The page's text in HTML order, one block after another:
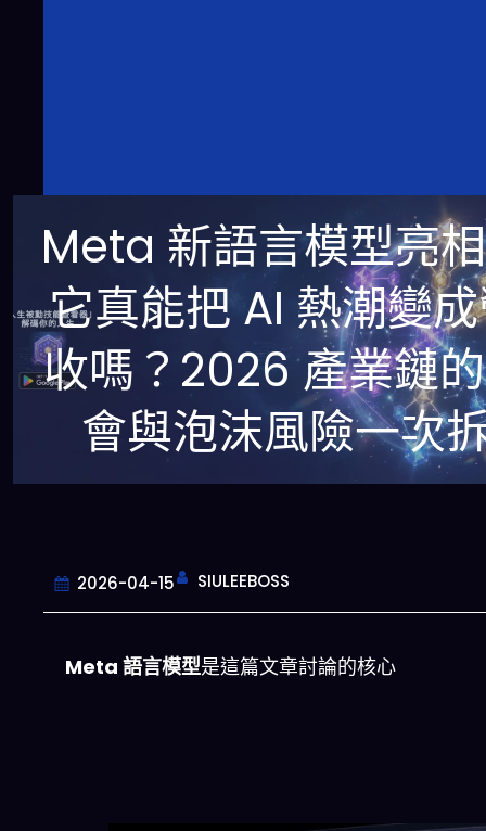
Meta 新語言模型亮
它真能把 AI 熱潮變
收嗎？2026 產業鏈
會與泡沫風險一次
2026-04-15 SIULEEBOSS
Meta 語言模型是這篇文章討論的核心